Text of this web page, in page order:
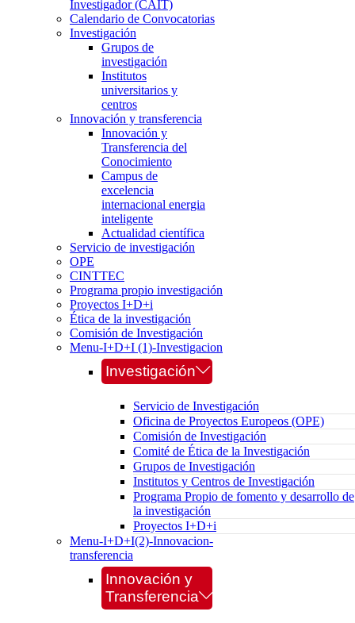
Investigador (CAIT)
Calendario de Convocatorias
Investigación
Grupos de
investigación
Institutos
universitarios y
centros
Innovación y transferencia
Innovación y
Transferencia del
Conocimiento
Campus de
excelencia
internacional energia
inteligente
Actualidad científica
Servicio de investigación
OPE
CINTTEC
Programa propio investigación
Proyectos I+D+i
Ética de la investigación
Comisión de Investigación
Menu-I+D+I (1)-Investigacion
Investigación
Servicio de Investigación
Oficina de Proyectos Europeos (OPE)
Comisión de Investigación
Comité de Ética de la Investigación
Grupos de Investigación
Institutos y Centros de Investigación
Programa Propio de fomento y desarrollo de
la investigación
Proyectos I+D+i
Menu-I+D+I(2)-Innovacion-
transferencia
Innovación y
Transferencia